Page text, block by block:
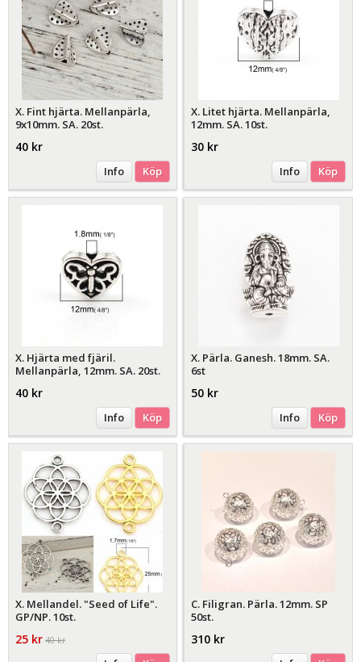
X. Fint hjärta. Mellanpärla,
9x10mm. SA. 20st.
40 kr
Info Köp
X. Litet hjärta. Mellanpärla,
12mm. SA. 10st.
30 kr
Info Köp
X. Hjärta med fjäril.
Mellanpärla, 12mm. SA. 20st.
40 kr
Info Köp
X. Pärla. Ganesh. 18mm. SA.
6st
50 kr
Info Köp
X. Mellandel. "Seed of Life".
GP/NP. 10st.
25 kr 40 kr
C. Filigran. Pärla. 12mm. SP
50st.
310 kr